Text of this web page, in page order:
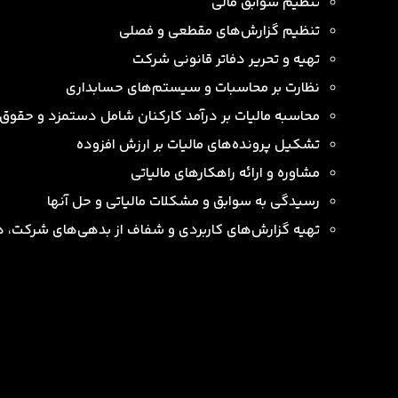
تنظیم گزارش‌های مقطعی و فصلی
تهیه و تحریر دفاتر قانونی شرکت
نظارت بر محاسبات و سیستم‌های حسابداری
محاسبه مالیات بر درآمد کارکنان شامل دستمزد و حقوق
تشکیل پرونده‌های مالیات بر ارزش افزوده
مشاوره و ارائه راهکارهای مالیاتی
رسیدگی به سوابق و مشکلات مالیاتی و حل آنها
تهیه گزارش‌های کاربردی و شفاف از بدهی‌های شرکت،